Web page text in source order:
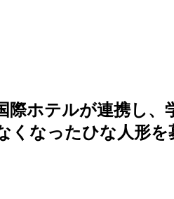
際ホテルが連携し
くなったひな人形を